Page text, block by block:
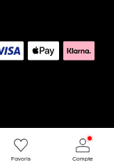
Favoris Compte